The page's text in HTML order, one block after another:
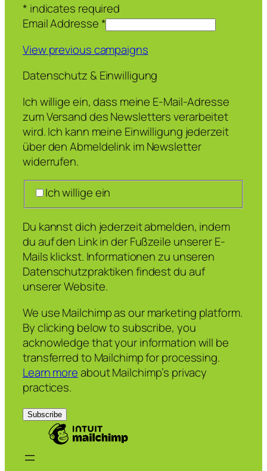
* indicates required
Email Addresse*
View previous campaigns
Datenschutz & Einwilligung
Ich willige ein, dass meine E-Mail-Adresse
zum Versand des Newsletters verarbeitet
wird. Ich kann meine Einwilligung jederzeit
über den Abmeldelink im Newsletter
widerrufen.
Ich willige ein
Du kannst dich jederzeit abmelden, indem
du auf den Link in der Fußzeile unserer E-
Mails klickst. Informationen zu unseren
Datenschutzpraktiken findest du auf
unserer Website.
We use Mailchimp as our marketing platform.
By clicking below to subscribe, you
acknowledge that your information will be
transferred to Mailchimp for processing.
Learn moreabout Mailchimp’s privacy
practices.